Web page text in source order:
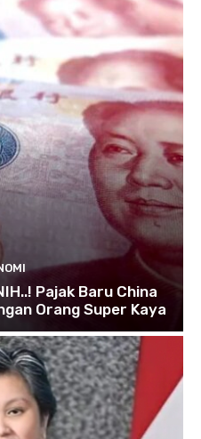
Pajak Baru China
Orang Super Kaya